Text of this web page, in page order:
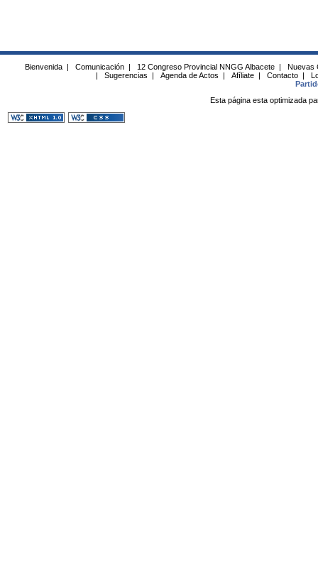
Bienvenida | Comunicación | 12 Congreso Provincial NNGG Albacete |
Nuevas
|
Sugerencias | Agenda de Actos | Afíliate | Contacto |
Esta página esta optimizada